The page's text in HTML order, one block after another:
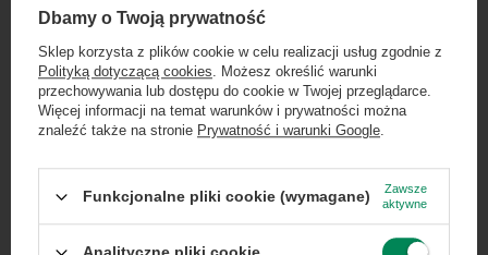
Model A1842
Kod producenta A1842
Kolor biały
Dołącz do newslettera Green
Computers
Zgarnij jako pierwszy informacje o zniżkach i
rabatach w naszym sklepie!
...lub zadzwoń od razu, aby odebrać
przy zamówieniu telefonicznym
50 zł rabatu!
Dbamy o Twoją prywatność
Sklep korzysta z plików cookie w celu realizacji usług zgodnie z
Polityką dotyczącą cookies. Możesz określić warunki
przechowywania lub dostępu do cookie w Twojej przeglądarce.
Więcej informacji na temat warunków i prywatności można
znaleźć także na stronie Prywatność i warunki Google.
Funkcjonalne pliki cookie (wymagane)
Zawsze
aktywne